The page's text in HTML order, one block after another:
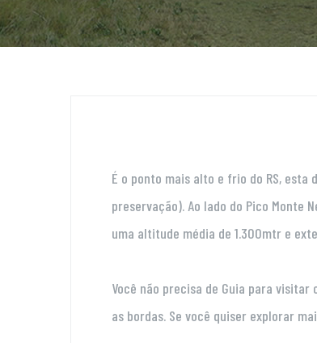
É o ponto mais alto e frio do RS, esta
preservação). Ao lado do Pico Monte
uma altitude média de 1.300mtr e
Você não precisa de Guia para
as bordas. Se você quiser explorar